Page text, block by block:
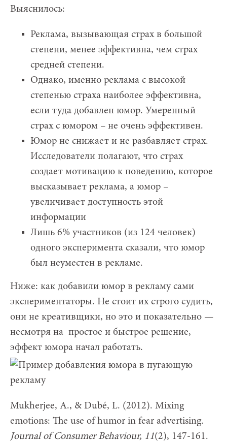
Выяснилось:
Реклама, вызывающая страх в большой
степени, менее эффективна, чем страх
средней степени.
Однако, именно реклама с высокой
степенью страха наиболее эффективна,
если туда добавлен юмор. Умеренный
страх с юмором – не очень эффективен.
Юмор не снижает и не разбавляет страх.
Исследователи полагают, что страх
создает мотивацию к поведению, которое
высказывает реклама, а юмор –
увеличивает доступность этой
информации
Лишь 6% участников (из 124 человек)
одного эксперимента сказали, что юмор
был неуместен в рекламе.
Ниже: как добавили юмор в рекламу сами
экспериментаторы. Не стоит их строго судить,
они не креативщики, но это и показательно —
несмотря на простое и быстрое решение,
эффект юмора начал работать.
Mukherjee, A., & Dubé, L. (2012). Mixing
emotions: The use of humor in fear advertising.
Journal of Consumer Behaviour, 11(2), 147-161.